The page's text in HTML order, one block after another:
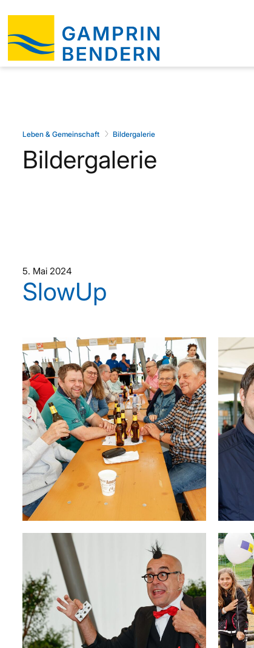
Leben & Gemeinschaft Bildergalerie
Bildergalerie
5. Mai 2024
SlowUp